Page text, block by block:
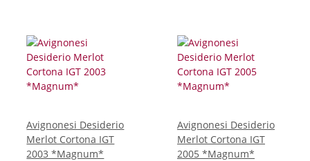
Avignonesi Desiderio
Merlot Cortona IGT
2003 *Magnum*
Avignonesi Desiderio
Merlot Cortona IGT
2005 *Magnum*